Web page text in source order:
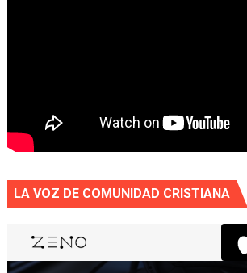
LA VOZ DE COMUNIDAD CRISTIANA